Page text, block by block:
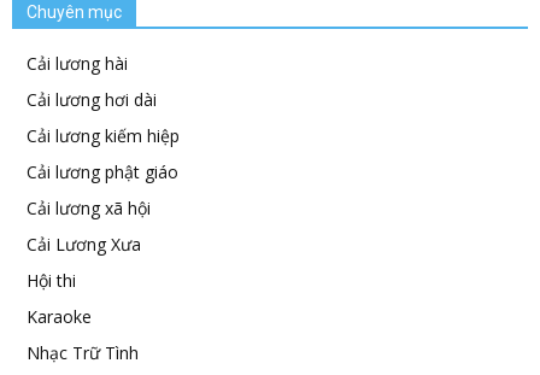
Chuyên mục
Cải lương hài
Cải lương hơi dài
Cải lương kiếm hiệp
Cải lương phật giáo
Cải lương xã hội
Cải Lương Xưa
Hội thi
Karaoke
Nhạc Trữ Tình